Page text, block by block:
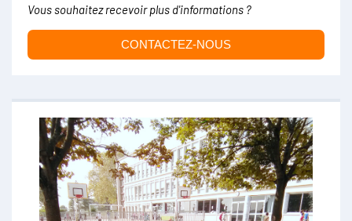
Vous souhaitez recevoir plus d'informations ?
CONTACTEZ-NOUS